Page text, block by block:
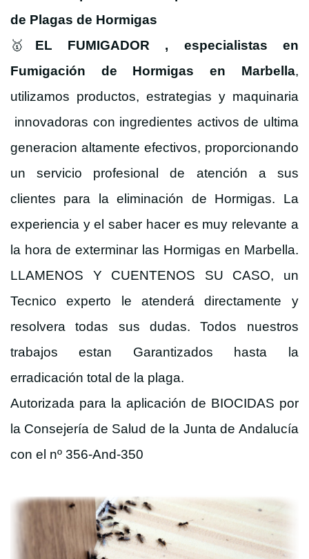
de Plagas de Hormigas
🥇 EL FUMIGADOR , especialistas en
Fumigación de Hormigas en Marbella,
utilizamos productos, estrategias y maquinaria
innovadoras con ingredientes activos de ultima
generacion altamente efectivos, proporcionando
un servicio profesional de atención a sus
clientes para la eliminación de Hormigas. La
experiencia y el saber hacer es muy relevante a
la hora de exterminar las Hormigas en Marbella.
LLAMENOS Y CUENTENOS SU CASO, un
Tecnico experto le atenderá directamente y
resolvera todas sus dudas. Todos nuestros
trabajos estan Garantizados hasta la
erradicación total de la plaga.
Autorizada para la aplicación de BIOCIDAS por
la Consejería de Salud de la Junta de Andalucía
con el nº 356-And-350